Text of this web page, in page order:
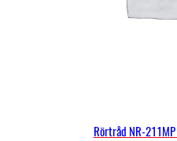
Rörtråd NR-